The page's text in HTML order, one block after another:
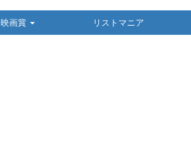
映画賞 リストマニア